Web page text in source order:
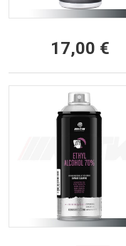
17,00 €